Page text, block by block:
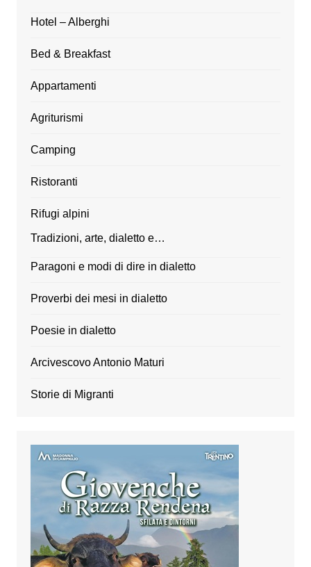
Hotel – Alberghi
Bed & Breakfast
Appartamenti
Agriturismi
Camping
Ristoranti
Rifugi alpini
Tradizioni, arte, dialetto e…
Paragoni e modi di dire in dialetto
Proverbi dei mesi in dialetto
Poesie in dialetto
Arcivescovo Antonio Maturi
Storie di Migranti